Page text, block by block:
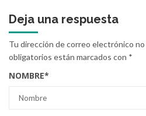
Deja una respuesta
Tu dirección de correo electrónico no
obligatorios están marcados con *
NOMBRE*